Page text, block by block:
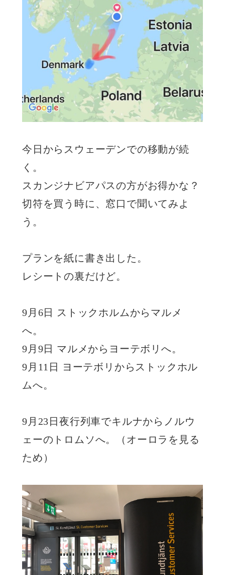
今日からスウェーデンでの移動が続
く。
スカンジナビアパスの方がお得かな？
切符を買う時に、窓口で聞いてみよ
う。
プランを紙に書き出した。
レシートの裏だけど。
9月6日 ストックホルムからマルメ
へ。
9月9日 マルメからヨーテボリへ。
9月11日 ヨーテボリからストックホル
ムへ。
9月23日夜行列車でキルナからノルウ
ェーのトロムソへ。（オーロラを見る
ため）